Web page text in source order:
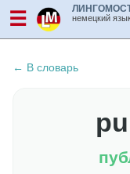
☰ немецкий
← В словарь